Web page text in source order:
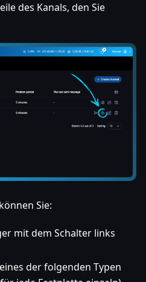
des Kanals, den Sie
Sie:
mit dem Schalter links
der folgenden Typen